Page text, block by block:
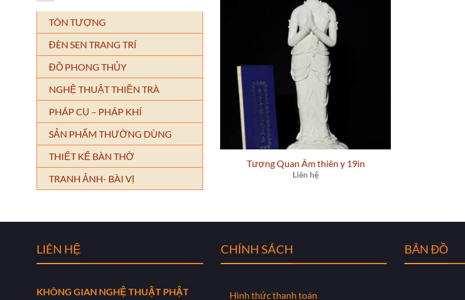
TÔN TƯỢNG
ĐÈN SEN TRANG TRÍ
ĐỒ PHONG THỦY
NGHỆ THUẬT THIỀN TRÀ
PHÁP CỤ – PHÁP KHÍ
SẢN PHẨM THƯỜNG DÙNG
THIẾT KẾ BÀN THỜ
TRANH ẢNH- BÀI VỊ
Tượng Quan Âm thiên y 19in
Liên hệ
LIÊN HỆ
KHÔNG GIAN NGHỆ THUẬT PHẬT
CHÍNH SÁCH
Hình thức thanh toán
BẢN ĐỒ